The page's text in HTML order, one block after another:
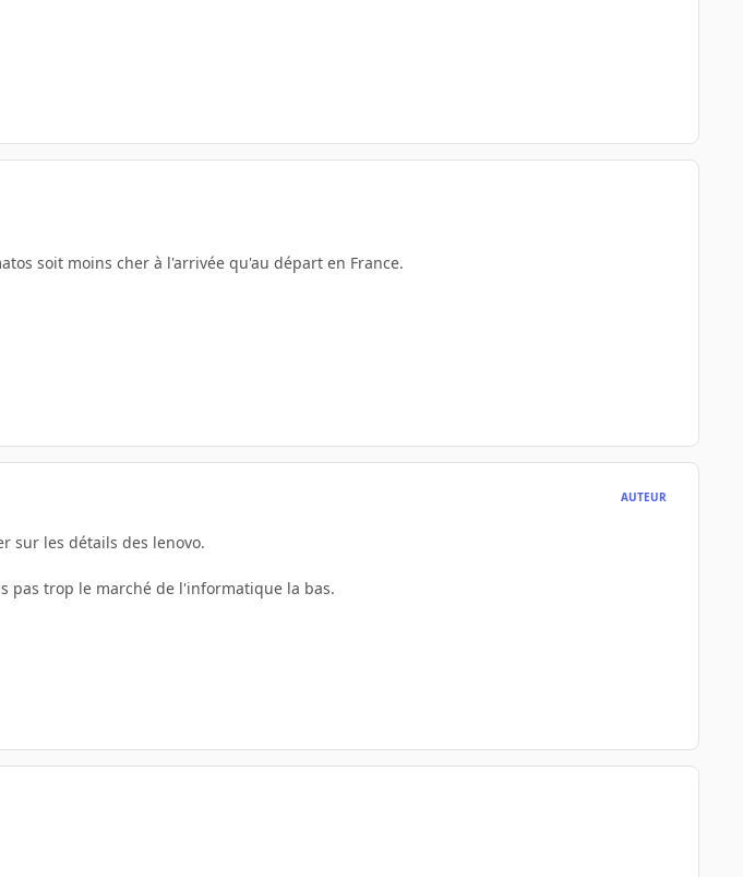
soit moins cher à l'arrivée qu'au départ en France.
AUTEUR
sur les détails des lenovo.
pas trop le marché de l'informatique la bas.